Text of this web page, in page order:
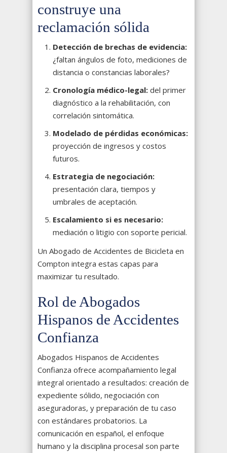
construye una
reclamación sólida
Detección de brechas de evidencia:
¿faltan ángulos de foto, mediciones de
distancia o constancias laborales?
Cronología médico-legal: del primer
diagnóstico a la rehabilitación, con
correlación sintomática.
Modelado de pérdidas económicas:
proyección de ingresos y costos
futuros.
Estrategia de negociación:
presentación clara, tiempos y
umbrales de aceptación.
Escalamiento si es necesario:
mediación o litigio con soporte pericial.
Un Abogado de Accidentes de Bicicleta en
Compton integra estas capas para
maximizar tu resultado.
Rol de Abogados
Hispanos de Accidentes
Confianza
Abogados Hispanos de Accidentes
Confianza ofrece acompañamiento legal
integral orientado a resultados: creación de
expediente sólido, negociación con
aseguradoras, y preparación de tu caso
con estándares probatorios. La
comunicación en español, el enfoque
humano y la disciplina procesal son parte